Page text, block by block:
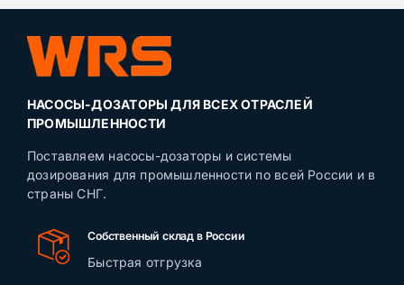
НАСОСЫ-ДОЗАТОРЫ ДЛЯ ВСЕХ ОТРАСЛЕЙ
ПРОМЫШЛЕННОСТИ
Поставляем насосы-дозаторы и системы
дозирования для промышленности по всей России и в
страны СНГ.
Собственный склад в России
Быстрая отгрузка